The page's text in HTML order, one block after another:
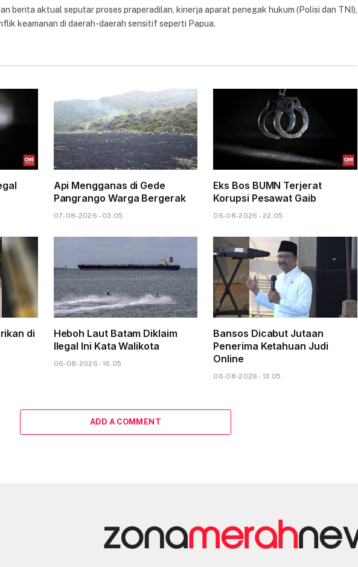
berita aktual seputar proses praperadilan, kinerja aparat penegak hukum (Polisi dan TNI),
keamanan di daerah-daerah sensitif seperti Papua.
Api Mengganas di Gede
Pangrango Warga Bergerak
07-08-2026 - 03.05
Eks Bos BUMN Terjerat
Korupsi Pesawat Gaib
06-08-2026 - 22.05
di
Heboh Laut Batam Diklaim
Ilegal Ini Kata Walikota
06-08-2026 - 16.05
Bansos Dicabut Jutaan
Penerima Ketahuan Judi
Online
06-08-2026 - 13.05
ADD A COMMENT